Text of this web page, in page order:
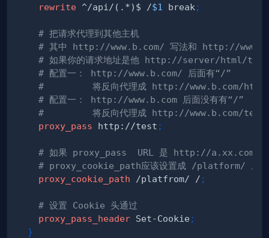
rewrite ^/api/(.*)$ /$1 break;
# 把请求代理到其他主机
# 其中 http://www.b.com/ 写法和 http://
# 如果你的请求地址是他 http://server/html/
# 配置一： http://www.b.com/ 后面有“/”
#         将反向代理成 http://www.b.com/
# 配置一： http://www.b.com 后面没有有“/”
#         将反向代理成 http://www.b.com/
proxy_pass http://test ;
# 如果 proxy_pass  URL 是 http://a.xx.com/
# proxy_cookie_path应该设置成 /platform/ / (注
proxy_cookie_path /platfrom/ / ;
# 设置 Cookie 头通过
proxy_pass_header Set-Cookie ;
}